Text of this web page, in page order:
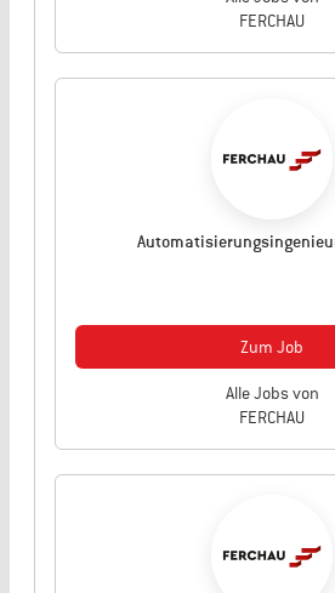
FERCHAU
Zum Job
Alle Jobs von
FERCHAU